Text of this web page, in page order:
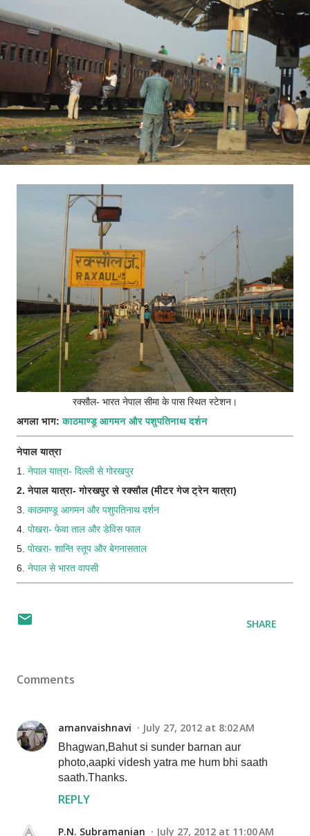
रक्सौल- भारत नेपाल सीमा के पास स्थित स्टेशन।
अगला भाग:काठमाण्डू आगमन और पशुपतिनाथ दर्शन
नेपाल यात्रा
1. नेपाल यात्रा- दिल्ली से गोरखपुर
2. नेपाल यात्रा- गोरखपुर से रक्सौल (मीटर गेज ट्रेन यात्रा)
3. काठमाण्डू आगमन और पशुपतिनाथ दर्शन
4. पोखरा- फेवा ताल और डेविस फाल
5. पोखरा- शान्ति स्तूप और बेगनासताल
6. नेपाल से भारत वापसी
SHARE
Comments
amanvaishnavi July 27, 2012 at 8:02 AM
Bhagwan,Bahut si sunder barnan aur
photo,aapki videsh yatra me hum bhi saath
saath.Thanks.
REPLY
P.N. Subramanian July 27, 2012 at 11:00 AM